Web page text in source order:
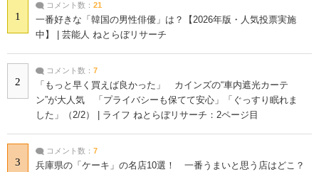
1
コメント数： 21
一番好きな「韓国の男性俳優」は？【2026年版・人気投票実施
中】 | 芸能人 ねとらぼリサーチ
2
コメント数： 7
「もっと早く買えば良かった」 カインズの“車内遮光カーテ
ン”が大人気 「プライバシーも保てて安心」「ぐっすり眠れま
した」（2/2） | ライフ ねとらぼリサーチ：2ページ目
3
コメント数： 7
兵庫県の「ケーキ」の名店10選！ 一番うまいと思う店はどこ？